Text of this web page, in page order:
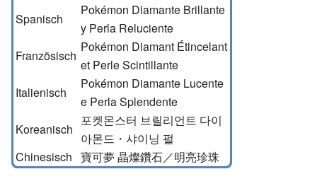
Spanisch
Pokémon Diamante Brillante
y Perla Reluciente
Französisch
Pokémon Diamant Étincelant
et Perle Scintillante
Italienisch
Pokémon Diamante Lucente
e Perla Splendente
Koreanisch
포켓몬스터 브릴리언트 다이
아몬드・샤이닝 펄
Chinesisch 寶可夢 晶燦鑽石／明亮珍珠